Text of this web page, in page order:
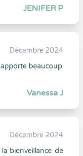
JENIFER P
Décembre 2024
beaucoup
Vanessa J
Décembre 2024
bienveillance de